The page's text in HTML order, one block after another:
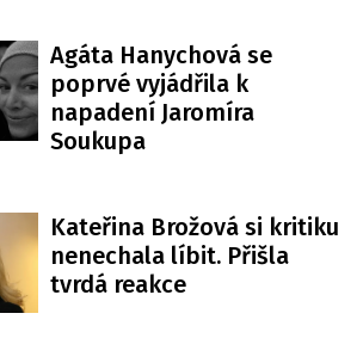
Agáta Hanychová se
poprvé vyjádřila k
napadení Jaromíra
Soukupa
Kateřina Brožová si kritiku
nenechala líbit. Přišla
tvrdá reakce